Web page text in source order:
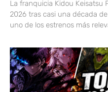
La franquicia Kidou Keisatsu
2026 tras casi una década
uno de los estrenos más